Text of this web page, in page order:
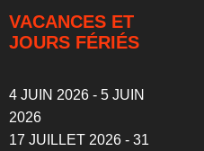
VACANCES ET
JOURS FÉRIÉS
4 JUIN 2026 - 5 JUIN
2026
17 JUILLET 2026 - 31